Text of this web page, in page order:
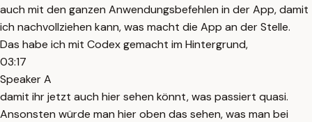
auch mit den ganzen Anwendungsbefehlen in der App, damit
ich nachvollziehen kann, was macht die App an der Stelle.
Das habe ich mit Codex gemacht im Hintergrund,
03:17
Speaker A
damit ihr jetzt auch hier sehen könnt, was passiert quasi.
Ansonsten würde man hier oben das sehen, was man bei